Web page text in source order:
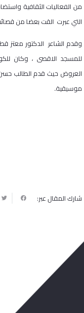
من الفعاليات الثقافية
التي عبرت القت بعضا من
وقدم الشاعر الدكتور معتز
للمسجد الاقصى ، وكان
العروض حيث قدم الطالب
موسيقية.
شارك المقال عبر: